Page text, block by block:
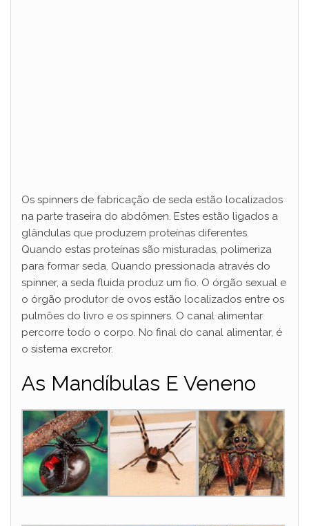
Os spinners de fabricação de seda estão localizados
na parte traseira do abdômen. Estes estão ligados a
glândulas que produzem proteínas diferentes.
Quando estas proteínas são misturadas, polimeriza
para formar seda. Quando pressionada através do
spinner, a seda fluida produz um fio. O órgão sexual e
o órgão produtor de ovos estão localizados entre os
pulmões do livro e os spinners. O canal alimentar
percorre todo o corpo. No final do canal alimentar, é
o sistema excretor.
As Mandíbulas E Veneno